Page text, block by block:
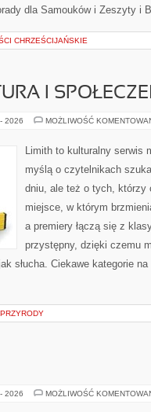
dla Samouków i Zeszyty i
CHRZEŚCIJAŃSKIE
I
2026 MOŻLIWOŚĆ
Limith to kulturalny serwis
myślą o czytelnikach
dniu, ale też o tych, którzy
miejsce, w którym
a premiery łączą się z
przystępny, dzięki czemu
słucha. Ciekawe kategorie
2026 MOŻLIWOŚĆ